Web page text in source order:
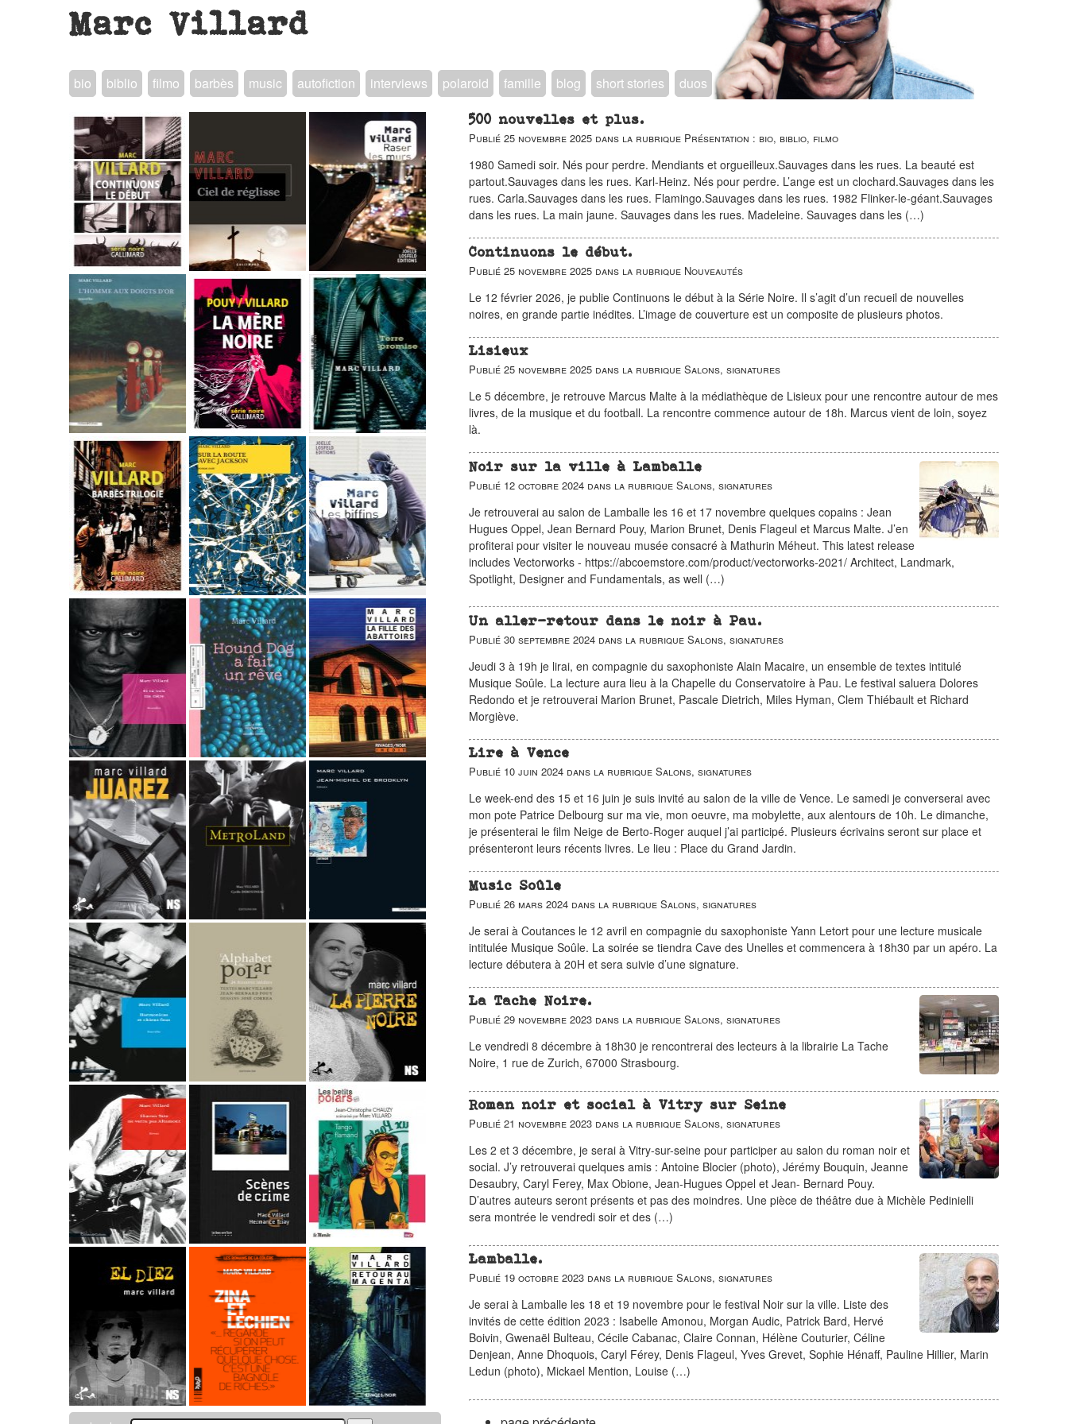
Marc Villard
bio biblio filmo barbès music autofiction interviews polaroid famille blog short stories duos
500 nouvelles et plus.
Publié25 novembre 2025 dans la rubrique Présentation : bio, biblio, filmo
1980 Samedi soir. Nés pour perdre. Mendiants et orgueilleux.Sauvages dans les rues. La beauté est
partout.Sauvages dans les rues. Karl-Heinz. Nés pour perdre. L’ange est un clochard.Sauvages dans les
rues. Carla.Sauvages dans les rues. Flamingo.Sauvages dans les rues. 1982 Flinker-le-géant.Sauvages
dans les rues. La main jaune. Sauvages dans les rues. Madeleine. Sauvages dans les (…)
Continuons le début.
Publié25 novembre 2025 dans la rubrique Nouveautés
Le 12 février 2026, je publie Continuons le début à la Série Noire. Il s’agit d’un recueil de nouvelles
noires, en grande partie inédites. L’image de couverture est un composite de plusieurs photos.
Lisieux
Publié25 novembre 2025 dans la rubriqueSalons, signatures
Le 5 décembre, je retrouve Marcus Malte à la médiathèque de Lisieux pour une rencontre autour de mes
livres, de la musique et du football. La rencontre commence autour de 18h. Marcus vient de loin, soyez
là.
Noir sur la ville à Lamballe
Publié 12 octobre 2024 dans la rubriqueSalons, signatures
Je retrouverai au salon de Lamballe les 16 et 17 novembre quelques copains : Jean
Hugues Oppel, Jean Bernard Pouy, Marion Brunet, Denis Flageul et Marcus Malte. J’en
profiterai pour visiter le nouveau musée consacré à Mathurin Méheut. This latest release
includes Vectorworks - https://abcoemstore.com/product/vectorworks-2021/ Architect, Landmark,
Spotlight, Designer and Fundamentals, as well (…)
Un aller-retour dans le noir à Pau.
Publié30 septembre 2024 dans la rubriqueSalons, signatures
Jeudi 3 à 19h je lirai, en compagnie du saxophoniste Alain Macaire, un ensemble de textes intitulé
Musique Soûle. La lecture aura lieu à la Chapelle du Conservatoire à Pau. Le festival saluera Dolores
Redondo et je retrouverai Marion Brunet, Pascale Dietrich, Miles Hyman, Clem Thiébault et Richard
Morgiève.
Lire à Vence
Publié 10 juin 2024 dans la rubriqueSalons, signatures
Le week-end des 15 et 16 juin je suis invité au salon de la ville de Vence. Le samedi je converserai avec
mon pote Patrice Delbourg sur ma vie, mon oeuvre, ma mobylette, aux alentours de 10h. Le dimanche,
je présenterai le film Neige de Berto-Roger auquel j’ai participé. Plusieurs écrivains seront sur place et
présenteront leurs récents livres. Le lieu : Place du Grand Jardin.
Music Soûle
Publié26 mars 2024 dans la rubriqueSalons, signatures
Je serai à Coutances le 12 avril en compagnie du saxophoniste Yann Letort pour une lecture musicale
intitulée Musique Soûle. La soirée se tiendra Cave des Unelles et commencera à 18h30 par un apéro. La
lecture débutera à 20H et sera suivie d’une signature.
La Tache Noire.
Publié29 novembre 2023 dans la rubriqueSalons, signatures
Le vendredi 8 décembre à 18h30 je rencontrerai des lecteurs à la librairie La Tache
Noire, 1 rue de Zurich, 67000 Strasbourg.
Roman noir et social à Vitry sur Seine
Publié21 novembre 2023 dans la rubriqueSalons, signatures
Les 2 et 3 décembre, je serai à Vitry-sur-seine pour participer au salon du roman noir et
social. J’y retrouverai quelques amis : Antoine Blocier (photo), Jérémy Bouquin, Jeanne
Desaubry, Caryl Ferey, Max Obione, Jean-Hugues Oppel et Jean- Bernard Pouy.
D’autres auteurs seront présents et pas des moindres. Une pièce de théâtre due à Michèle Pedinielli
sera montrée le vendredi soir et des (…)
Lamballe.
Publié 19 octobre 2023 dans la rubriqueSalons, signatures
Je serai à Lamballe les 18 et 19 novembre pour le festival Noir sur la ville. Liste des
invités de cette édition 2023 : Isabelle Amonou, Morgan Audic, Patrick Bard, Hervé
Boivin, Gwenaël Bulteau, Cécile Cabanac, Claire Connan, Hélène Couturier, Céline
Denjean, Anne Dhoquois, Caryl Férey, Denis Flageul, Yves Grevet, Sophie Hénaff, Pauline Hillier, Marin
Ledun (photo), Mickael Mention, Louise (…)